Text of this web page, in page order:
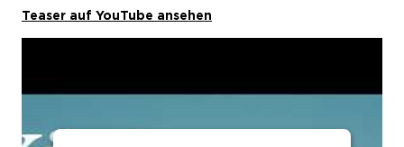
Teaser auf YouTube ansehen